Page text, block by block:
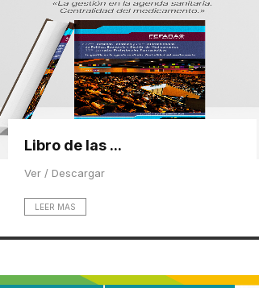
Libro de las ...
Ver / Descargar
LEER MAS